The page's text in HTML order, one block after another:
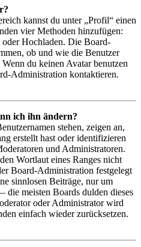
kannst du unter „Profil“ einen
vier Methoden hinzufügen:
oder Hochladen. Die Board-
ob und wie die Benutzer
du keinen Avatar benutzen
Administration kontaktieren.
ich ihn ändern?
stehen, zeigen an,
erstellt hast oder identifizieren
und Administratoren.
Wortlaut eines Ranges nicht
Board-Administration festgelegt
sinnlosen Beiträge, nur um
die meisten Boards dulden dieses
oder Administrator wird
einfach wieder zurücksetzen.